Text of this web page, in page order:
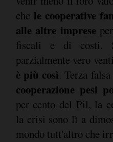
che le cooperative
alle altre imprese
fiscali e di costi.
parzialmente vero
è più così. Terza
cooperazione pesi
per cento del Pil, la
la crisi sono lì a
mondo tutt'altro che